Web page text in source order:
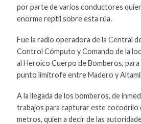
por parte de varios conductores
enorme reptil sobre esta rúa.
Fue la radio operadora de la Central
Control Cómputo y Comando de la
al Heroico Cuerpo de Bomberos,
punto limítrofe entre Madero y
A la llegada de los bomberos, de
trabajos para capturar este cocodrilo
metros, quien a decir de las